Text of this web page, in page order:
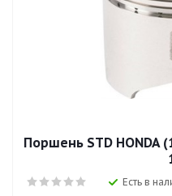
Поршень STD HONDA
Есть в